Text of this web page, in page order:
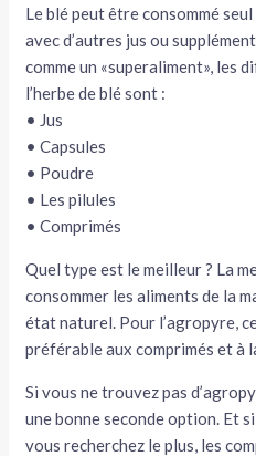
Le blé peut être consommé
avec d’autres jus ou
comme un «superaliment», les
l’herbe de blé sont :
• Jus
• Capsules
• Poudre
• Les pilules
• Comprimés
Quel type est le meilleur ? La
consommer les aliments de la
état naturel. Pour l’agropyre,
préférable aux comprimés et à
Si vous ne trouvez pas
une bonne seconde option. Et
vous recherchez le plus, les